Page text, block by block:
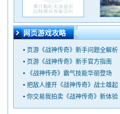
网页游戏攻略
页游《战神传奇》新手问题全解析
页游《战神传奇》新手官方指南
《战神传奇》霸气技能华丽登场
把敌人撞开《战神传奇》战士雄起
你交易我拍卖《战神传奇》新体验